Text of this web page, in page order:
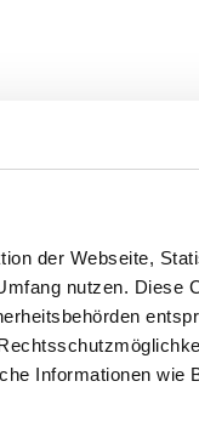
der Webseite,
nutzen.
Informationen